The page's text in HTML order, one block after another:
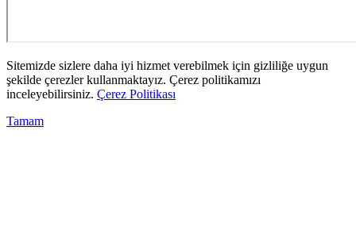
Sitemizde sizlere daha iyi hizmet verebilmek için gizliliğe uygun
şekilde çerezler kullanmaktayız. Çerez politikamızı
inceleyebilirsiniz. Çerez Politikası
Tamam